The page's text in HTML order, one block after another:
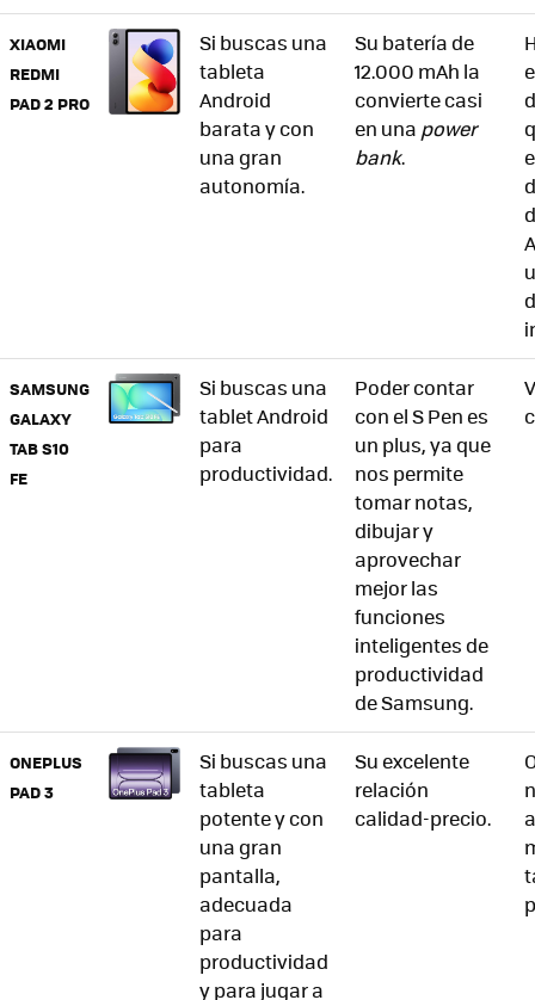
XIAOMI
REDMI
PAD 2 PRO
Si buscas una
tableta
Android
barata y con
una gran
autonomía.
Su batería de
12.000 mAh la
convierte casi
en una power
bank.
SAMSUNG
GALAXY
TAB S10
FE
Si buscas una
tablet Android
para
productividad.
Poder contar
con el S Pen es
un plus, ya que
nos permite
tomar notas,
dibujar y
aprovechar
mejor las
funciones
inteligentes de
productividad
de Samsung.
ONEPLUS
PAD 3
Si buscas una
tableta
potente y con
una gran
pantalla,
adecuada
para
productividad
y para jugar a
Su excelente
relación
calidad-precio.